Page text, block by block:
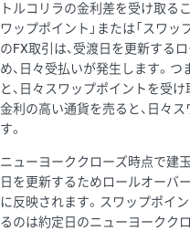
トルコリラの金利差を受け取る
ワップポイント」または「スワ
のFX取引は、受渡日を更新する
め、日々受払いが発生します。
と、日々スワップポイントを受
金利の高い通貨を売ると、日々
す。
ニューヨーククローズ時点で建
日を更新するためロールオーバ
に反映されます。スワップポイ
るのは約定日のニューヨークク